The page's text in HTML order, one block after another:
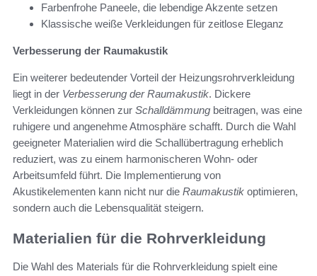
Farbenfrohe Paneele, die lebendige Akzente setzen
Klassische weiße Verkleidungen für zeitlose Eleganz
Verbesserung der Raumakustik
Ein weiterer bedeutender Vorteil der Heizungsrohrverkleidung
liegt in der Verbesserung der Raumakustik. Dickere
Verkleidungen können zur Schalldämmung beitragen, was eine
ruhigere und angenehme Atmosphäre schafft. Durch die Wahl
geeigneter Materialien wird die Schallübertragung erheblich
reduziert, was zu einem harmonischeren Wohn- oder
Arbeitsumfeld führt. Die Implementierung von
Akustikelementen kann nicht nur die Raumakustik optimieren,
sondern auch die Lebensqualität steigern.
Materialien für die Rohrverkleidung
Die Wahl des Materials für die Rohrverkleidung spielt eine